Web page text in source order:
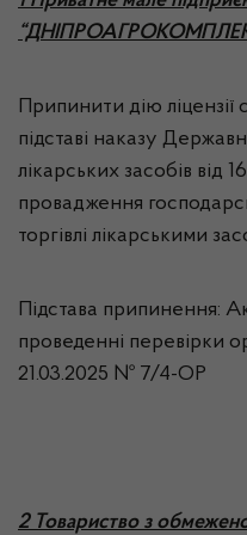
Припинити дію
підставі наказу
лікарських засобів від
провадження
торгівлі лікарськими
Підстава припинення:
проведенні перевірки
21.03.2025 № 7/4-ОР
2 Товариство з